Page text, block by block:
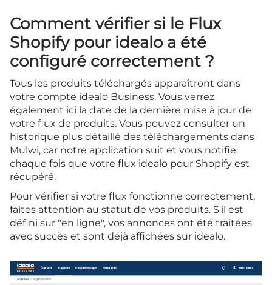
Comment vérifier si le Flux
Shopify pour idealo a été
configuré correctement ?
Tous les produits téléchargés apparaîtront dans
votre compte idealo Business. Vous verrez
également ici la date de la dernière mise à jour de
votre flux de produits. Vous pouvez consulter un
historique plus détaillé des téléchargements dans
Mulwi, car notre application suit et vous notifie
chaque fois que votre flux idealo pour Shopify est
récupéré.
Pour vérifier si votre flux fonctionne correctement,
faites attention au statut de vos produits. S'il est
défini sur "en ligne", vos annonces ont été traitées
avec succès et sont déjà affichées sur idealo.